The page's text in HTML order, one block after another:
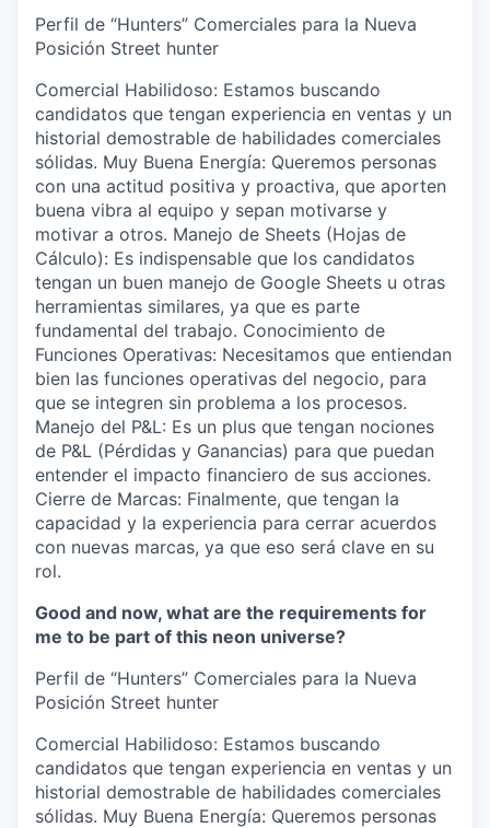
Perfil de “Hunters” Comerciales para la Nueva
Posición Street hunter
Comercial Habilidoso: Estamos buscando
candidatos que tengan experiencia en ventas y un
historial demostrable de habilidades comerciales
sólidas. Muy Buena Energía: Queremos personas
con una actitud positiva y proactiva, que aporten
buena vibra al equipo y sepan motivarse y
motivar a otros. Manejo de Sheets (Hojas de
Cálculo): Es indispensable que los candidatos
tengan un buen manejo de Google Sheets u otras
herramientas similares, ya que es parte
fundamental del trabajo. Conocimiento de
Funciones Operativas: Necesitamos que entiendan
bien las funciones operativas del negocio, para
que se integren sin problema a los procesos.
Manejo del P&L: Es un plus que tengan nociones
de P&L (Pérdidas y Ganancias) para que puedan
entender el impacto financiero de sus acciones.
Cierre de Marcas: Finalmente, que tengan la
capacidad y la experiencia para cerrar acuerdos
con nuevas marcas, ya que eso será clave en su
rol.
Good and now, what are the requirements for
me to be part of this neon universe?
Perfil de “Hunters” Comerciales para la Nueva
Posición Street hunter
Comercial Habilidoso: Estamos buscando
candidatos que tengan experiencia en ventas y un
historial demostrable de habilidades comerciales
sólidas. Muy Buena Energía: Queremos personas